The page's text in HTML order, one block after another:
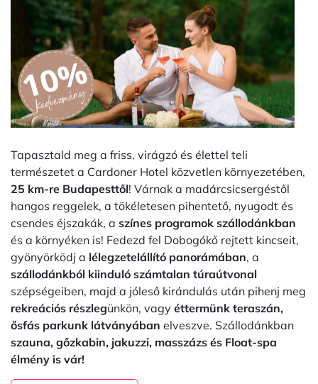
Tapasztald meg a friss, virágzó és élettel teli
természetet a Cardoner Hotel közvetlen környezetében,
25 km-re Budapesttől! Várnak a madárcsicsergéstől
hangos reggelek, a tökéletesen pihentető, nyugodt és
csendes éjszakák, a színes programok szállodánkban
és a környéken is! Fedezd fel Dobogókő rejtett kincseit,
gyönyörködj a lélegzetelállító panorámában, a
szállodánkból kiinduló számtalan túraútvonal
szépségeiben, majd a jóleső kirándulás után pihenj meg
rekreációs részlegünkön, vagy éttermünk teraszán,
ősfás parkunk látványában elveszve. Szállodánkban
szauna, gőzkabin, jakuzzi, masszázs és Float-spa
élmény is vár!